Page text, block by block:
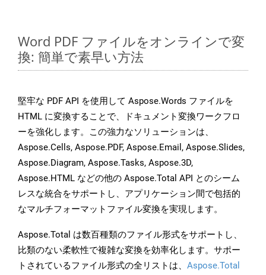
Word PDF ファイルをオンラインで変
換: 簡単で素早い方法
堅牢な PDF API を使用して Aspose.Words ファイルを
HTML に変換することで、ドキュメント変換ワークフロ
ーを強化します。この強力なソリューションは、
Aspose.Cells, Aspose.PDF, Aspose.Email, Aspose.Slides,
Aspose.Diagram, Aspose.Tasks, Aspose.3D,
Aspose.HTML などの他の Aspose.Total API とのシーム
レスな統合をサポートし、アプリケーション間で包括的
なマルチフォーマットファイル変換を実現します。
Aspose.Total は数百種類のファイル形式をサポートし、
比類のない柔軟性で複雑な変換を効率化します。サポー
トされているファイル形式の全リストは、 Aspose.Total